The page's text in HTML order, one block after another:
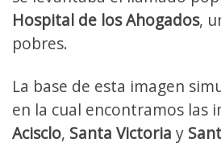
Hospital de los Ahogados,
pobres.
La base de esta imagen
en la cual encontramos las
Acisclo, Santa Victoria y